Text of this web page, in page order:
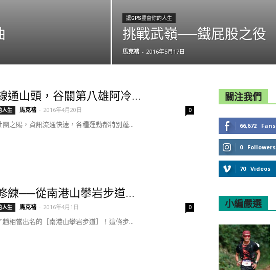
讓GPS豐富你的人生
挑戰武嶺──鐵屁股之役
馬克褚 - 2016年5月17日
通山頭，谷關第八雄阿冷...
人生 馬克褚 - 2016年4月20日 0
之賜，資訊流通快速，各種運動都特別蓬...
練──從南港山攀岩步道...
人生 馬克褚 - 2016年4月1日 0
趟相當出名的［南港山攀岩步道］！這條步...
關注我們
66,672 Fans
0 Followers
70 Videos
小編嚴選